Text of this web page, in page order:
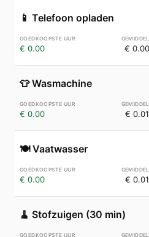
📱 Telefoon opladen
€ 0.00 € 0.00
👕 Wasmachine
€ 0.00 € 0.01
🍽️ Vaatwasser
€ 0.00 € 0.01
🧹 Stofzuigen (30 min)